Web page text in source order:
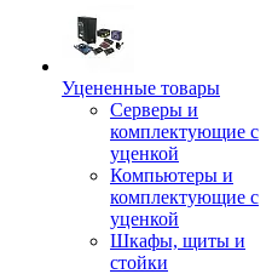
Уцененные товары
Серверы и
комплектующие с
уценкой
Компьютеры и
комплектующие с
уценкой
Шкафы, щиты и
стойки